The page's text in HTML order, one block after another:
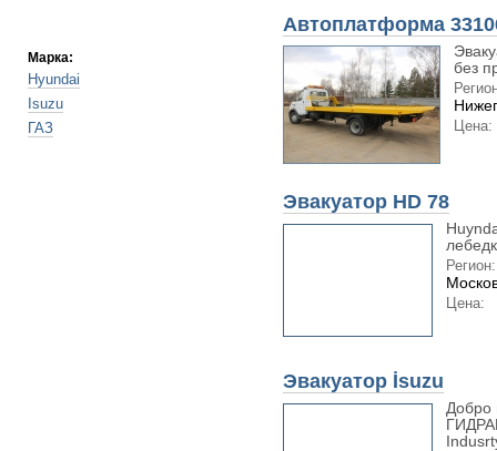
Марка:
Hyundai
Isuzu
ГАЗ
Автоплатформа
без
Цена:
Эвакуатор HD 78
Регион:
Цена:
Эвакуатор İsuzu
Добро